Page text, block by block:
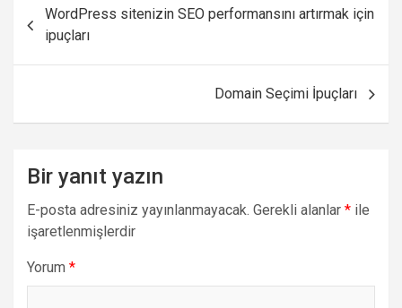
gezinmesi
WordPress sitenizin SEO performansını artırmak için
ipuçları
Domain Seçimi İpuçları
Bir yanıt yazın
E-posta adresiniz yayınlanmayacak. Gerekli alanlar * ile
işaretlenmişlerdir
Yorum *